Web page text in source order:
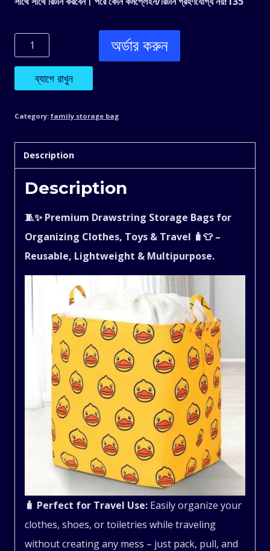
(2pich)Drawstring
Storage
quantity
ব্যাগে রাখুন
অর্ডার করুন
Category: family storage bag
Description
Description
🧵✨ Premium Drawstring Storage Bags for
Organizing Clothes, Toys & Travel 🧳👕 –
Reusable, Lightweight & Multipurpose.
🧳 Perfect for Travel Use: Easily organize your
clothes, shoes, or toiletries while traveling
without creating any mess – just pack, pull, and